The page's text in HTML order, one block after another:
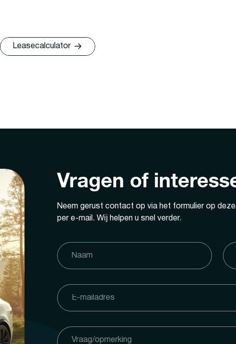
Leasecalculator
Vragen of
Neem gerust contact op via het formulier op
per e-mail. Wij helpen u snel verder.